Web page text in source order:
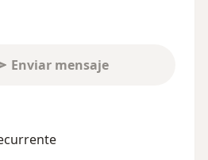
Enviar mensaje